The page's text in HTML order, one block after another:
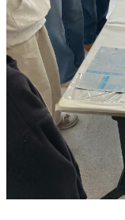
教員
教学
全学